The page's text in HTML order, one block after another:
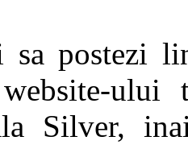
sa postezi
ului
Silver,